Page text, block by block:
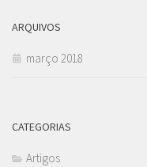
ARQUIVOS
março 2018
CATEGORIAS
Artigos